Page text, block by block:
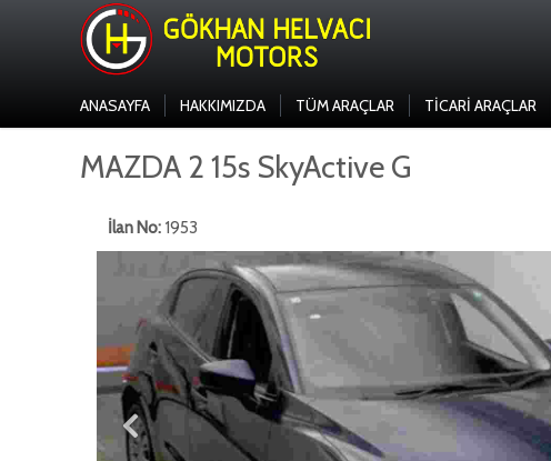
ANASAYFA HAKKIMIZDA TÜM ARAÇLAR TICARI ARAÇLAR
MAZDA 2 15s SkyActive G
İlan No: 1953